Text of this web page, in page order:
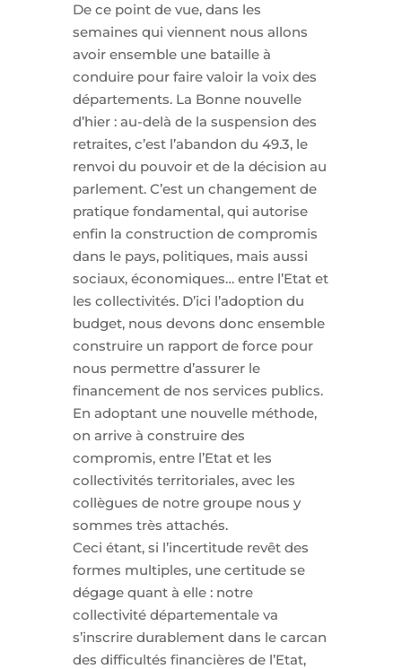
De ce point de vue, dans les
semaines qui viennent nous allons
avoir ensemble une bataille à
conduire pour faire valoir la voix des
départements. La Bonne nouvelle
d’hier : au-delà de la suspension des
retraites, c’est l’abandon du 49.3, le
renvoi du pouvoir et de la décision au
parlement. C’est un changement de
pratique fondamental, qui autorise
enfin la construction de compromis
dans le pays, politiques, mais aussi
sociaux, économiques… entre l’Etat et
les collectivités. D’ici l’adoption du
budget, nous devons donc ensemble
construire un rapport de force pour
nous permettre d’assurer le
financement de nos services publics.
En adoptant une nouvelle méthode,
on arrive à construire des
compromis, entre l’Etat et les
collectivités territoriales, avec les
collègues de notre groupe nous y
sommes très attachés.
Ceci étant, si l’incertitude revêt des
formes multiples, une certitude se
dégage quant à elle : notre
collectivité départementale va
s’inscrire durablement dans le carcan
des difficultés financières de l’Etat,